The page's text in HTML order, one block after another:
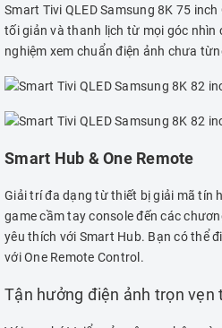
Smart Tivi QLED Samsung 8K 75
tối giản và thanh lịch từ mọi góc nhìn
nghiệm xem chuẩn điện ảnh chưa
Smart Hub & One Remote
Giải trí đa dạng từ thiết bị giải mã tín
game cầm tay console đến các
yêu thích với Smart Hub. Bạn có thể
với One Remote Control.
Tận hưởng điện ảnh trọn vẹn